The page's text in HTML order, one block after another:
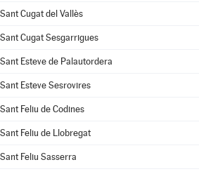
Sant Cugat del Vallès
Sant Cugat Sesgarrigues
Sant Esteve de Palautordera
Sant Esteve Sesrovires
Sant Feliu de Codines
Sant Feliu de Llobregat
Sant Feliu Sasserra